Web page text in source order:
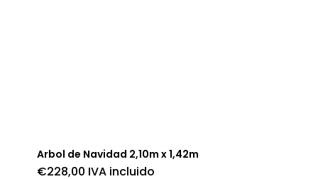
Arbol de Navidad 2,10m x 1,42m
€228,00 IVA incluido